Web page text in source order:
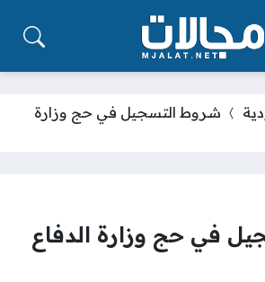
شروط التسجيل في حج وزارة
في حج وزارة الدفاع